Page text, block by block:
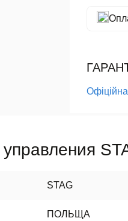
управления
STAG
ПОЛЬЩА